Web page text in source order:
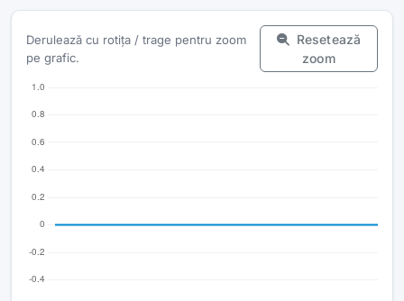
Derulează cu rotița / trage pentru zoom
pe grafic.
Resetează
zoom